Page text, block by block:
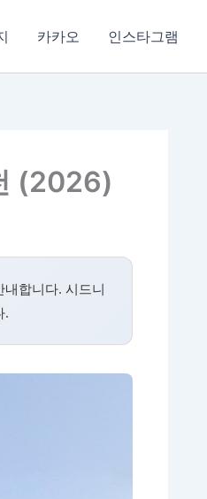
카카오 인스타그램
(2026)
합니다. 시드니
.